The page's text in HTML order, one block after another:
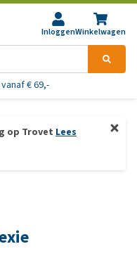
InloggenWinkelwagen
€ 69,-
op Trovet Lees